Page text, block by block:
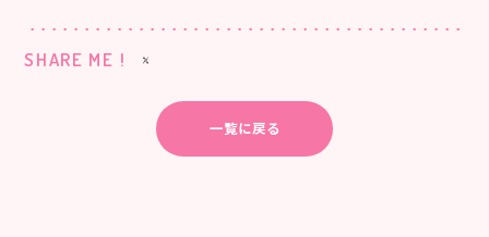
SHARE ME !
一覧に戻る